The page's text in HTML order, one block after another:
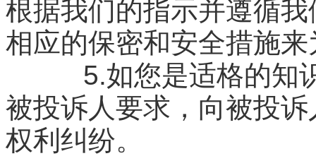
根据我们的指示并遵循
相应的保密和安全措施
5.如您是适格的知识
被投诉人要求，向被投
权利纠纷。